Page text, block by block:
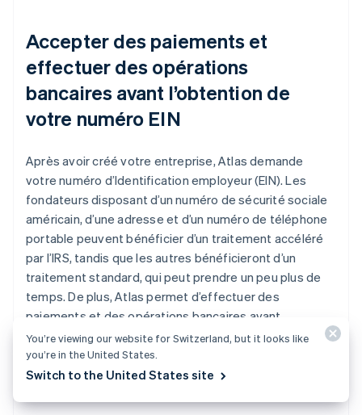
Accepter des paiements et
effectuer des opérations
bancaires avant l’obtention de
votre numéro EIN
Après avoir créé votre entreprise, Atlas demande
votre numéro d’Identification employeur (EIN). Les
fondateurs disposant d’un numéro de sécurité sociale
américain, d’une adresse et d’un numéro de téléphone
portable peuvent bénéficier d’un traitement accéléré
par l’IRS, tandis que les autres bénéficieront d’un
traitement standard, qui peut prendre un peu plus de
temps. De plus, Atlas permet d’effectuer des
paiements et des opérations bancaires avant
l’obtention de l’EIN, ce qui vous permet de commencer
à accepter des paiements et à effectuer des
transactions avant que votre numéro EIN ne vous soit
You’re viewing our website for Switzerland, but it looks like
you’re in the United States.
Switch to the United States site